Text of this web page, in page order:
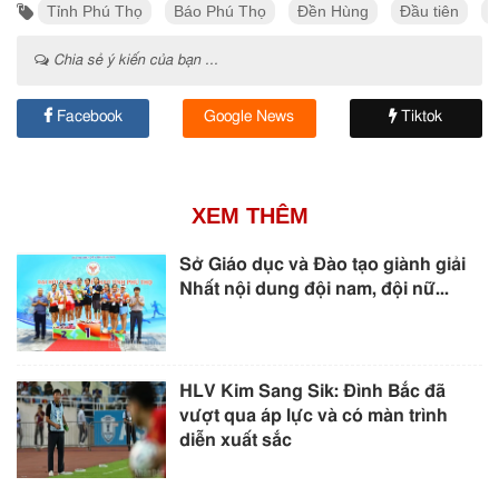
Tỉnh Phú Thọ Báo Phú Thọ Đền Hùng Đầu tiên
Chia sẻ ý kiến của bạn ...
Facebook Google News Tiktok
XEM THÊM
Sở Giáo dục và Đào tạo giành giải
Nhất nội dung đội nam, đội nữ...
HLV Kim Sang Sik: Đình Bắc đã
vượt qua áp lực và có màn trình
diễn xuất sắc